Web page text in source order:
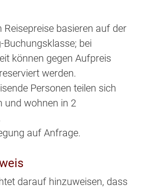
Reisepreise basieren auf der
bei
können gegen Aufpreis
werden.
Personen teilen sich
und wohnen in 2
auf Anfrage.
darauf hinzuweisen, dass